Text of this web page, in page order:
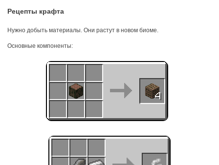
Рецепты крафта
Нужно добыть материалы. Они растут в новом биоме.
Основные компоненты: